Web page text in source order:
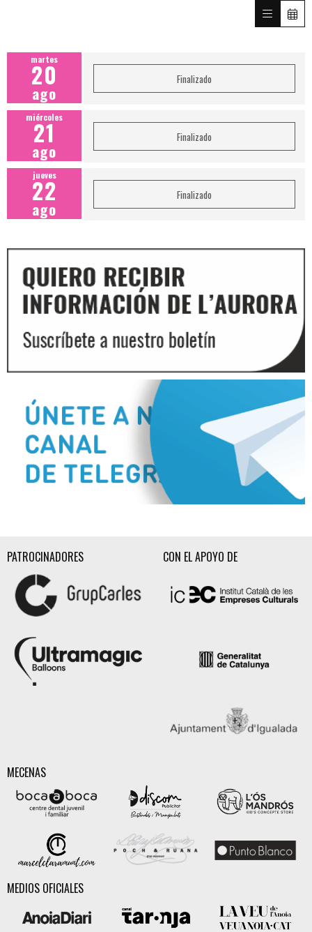
martes
20
ago
Finalizado
miércoles
21
ago
Finalizado
jueves
22
ago
Finalizado
PATROCINADORES CON EL APOYO DE
MECENAS
MEDIOS OFICIALES